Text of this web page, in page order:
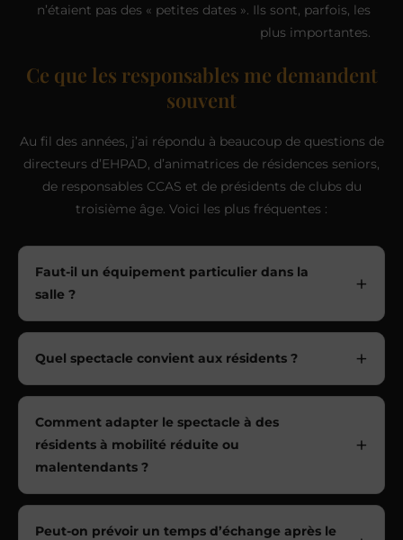
n’étaient pas des « petites dates ». Ils sont, parfois, les
plus importantes.
Ce que les responsables me demandent
souvent
Au fil des années, j’ai répondu à beaucoup de questions de
directeurs d’EHPAD, d’animatrices de résidences seniors,
de responsables CCAS et de présidents de clubs du
troisième âge. Voici les plus fréquentes :
Faut-il un équipement particulier dans la
salle ?
Quel spectacle convient aux résidents ?
Comment adapter le spectacle à des
résidents à mobilité réduite ou
malentendants ?
Peut-on prévoir un temps d’échange après le